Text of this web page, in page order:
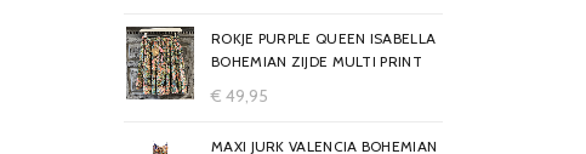
ROKJE PURPLE QUEEN ISABELLA
BOHEMIAN ZIJDE MULTI PRINT
€ 49,95
MAXI JURK VALENCIA BOHEMIAN